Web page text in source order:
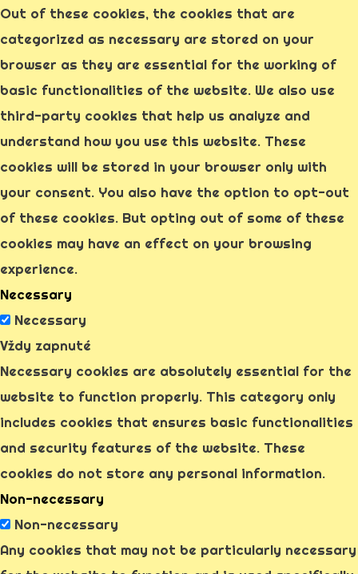
Out of these cookies, the cookies that are
categorized as necessary are stored on your
browser as they are essential for the working of
basic functionalities of the website. We also use
third-party cookies that help us analyze and
understand how you use this website. These
cookies will be stored in your browser only with
your consent. You also have the option to opt-out
of these cookies. But opting out of some of these
cookies may have an effect on your browsing
experience.
Necessary
Necessary
Vždy zapnuté
Necessary cookies are absolutely essential for the
website to function properly. This category only
includes cookies that ensures basic functionalities
and security features of the website. These
cookies do not store any personal information.
Non-necessary
Non-necessary
Any cookies that may not be particularly necessary